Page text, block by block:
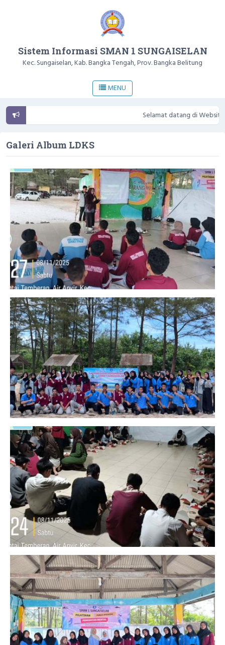
Sistem Informasi SMAN 1 SUNGAISELAN
Kec. Sungaiselan, Kab. Bangka Tengah, Prov. Bangka Belitung
MENU
Selamat datang di Website Resmi
Galeri Album LDKS